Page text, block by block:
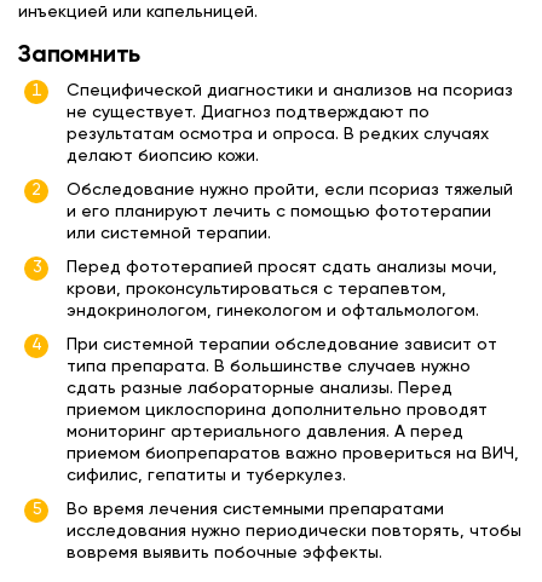
инъекцией или капельницей.
Запомнить
Специфической диагностики и анализов на псориаз
не существует. Диагноз подтверждают по
результатам осмотра и опроса. В редких случаях
делают биопсию кожи.
Обследование нужно пройти, если псориаз тяжелый
и его планируют лечить с помощью фототерапии
или системной терапии.
Перед фототерапией просят сдать анализы мочи,
крови, проконсультироваться с терапевтом,
эндокринологом, гинекологом и офтальмологом.
При системной терапии обследование зависит от
типа препарата. В большинстве случаев нужно
сдать разные лабораторные анализы. Перед
приемом циклоспорина дополнительно проводят
мониторинг артериального давления. А перед
приемом биопрепаратов важно провериться на ВИЧ,
сифилис, гепатиты и туберкулез.
Во время лечения системными препаратами
исследования нужно периодически повторять, чтобы
вовремя выявить побочные эффекты.